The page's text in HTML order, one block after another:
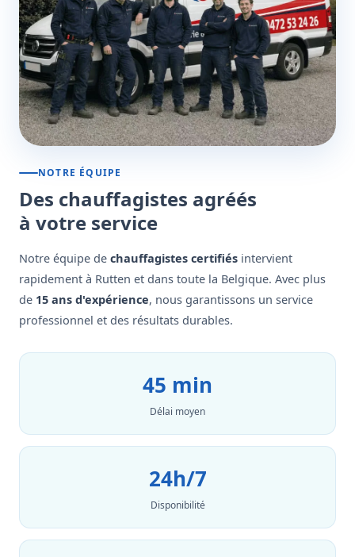
NOTRE ÉQUIPE
Des chauffagistes agréés
à votre service
Notre équipe de chauffagistes certifiés intervient
rapidement à Rutten et dans toute la Belgique. Avec plus
de 15 ans d'expérience, nous garantissons un service
professionnel et des résultats durables.
45 min
Délai moyen
24h/7
Disponibilité